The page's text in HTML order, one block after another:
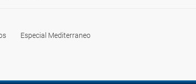
Especial Mediterraneo